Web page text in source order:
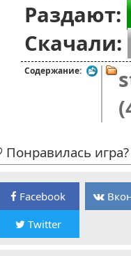
Раздают:
Скачали:
Содержание:
Понравилась
Facebook
Twitter